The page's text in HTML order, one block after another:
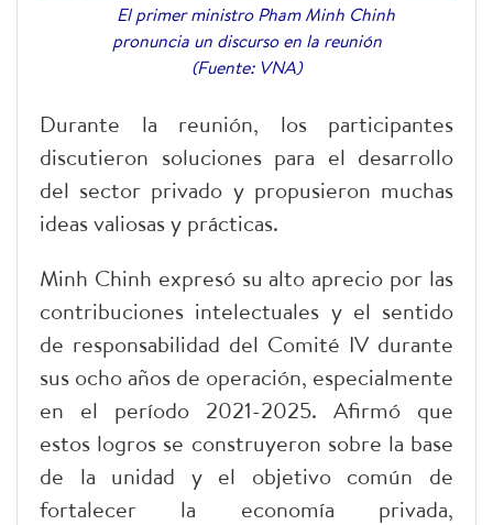
El primer ministro Pham Minh Chinh
pronuncia un discurso en la reunión
(Fuente: VNA)
Durante la reunión, los participantes
discutieron soluciones para el desarrollo
del sector privado y propusieron muchas
ideas valiosas y prácticas.
Minh Chinh expresó su alto aprecio por las
contribuciones intelectuales y el sentido
de responsabilidad del Comité IV durante
sus ocho años de operación, especialmente
en el período 2021-2025. Afirmó que
estos logros se construyeron sobre la base
de la unidad y el objetivo común de
fortalecer la economía privada,